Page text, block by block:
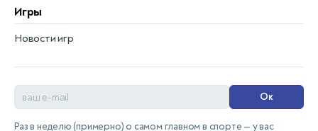
Игры
Новости игр
Ок
Раз в неделю (примерно) о самом главном в спорте — у вас